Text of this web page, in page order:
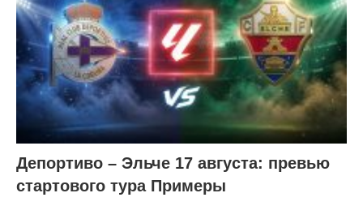
Депортиво – Эльче 17 августа: превью
стартового тура Примеры